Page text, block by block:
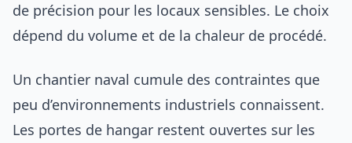
de précision pour les locaux sensibles. Le choix
dépend du volume et de la chaleur de procédé.
Un chantier naval cumule des contraintes que
peu d’environnements industriels connaissent.
Les portes de hangar restent ouvertes sur les